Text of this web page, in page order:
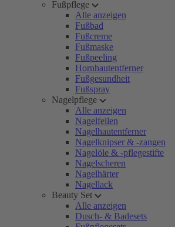
Fußpflege
Alle anzeigen
Fußbad
Fußcreme
Fußmaske
Fußpeeling
Hornhautentferner
Fußgesundheit
Fußspray
Nagelpflege
Alle anzeigen
Nagelfeilen
Nagelhautentferner
Nagelknipser & -zangen
Nagelöle & -pflegestifte
Nagelscheren
Nagelhärter
Nagellack
Beauty Set
Alle anzeigen
Dusch- & Badesets